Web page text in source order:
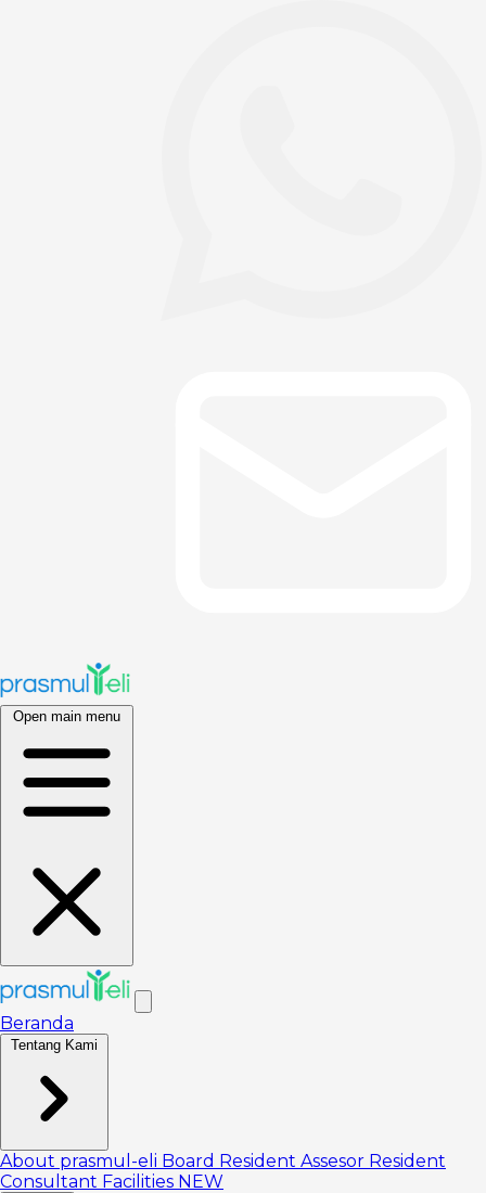
Open main menu
Beranda
Tentang Kami
About prasmul-eli Board Resident Assesor Resident
Consultant Facilities NEW